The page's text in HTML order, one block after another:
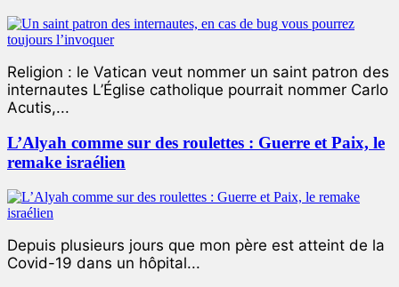
Religion : le Vatican veut nommer un saint patron des
internautes L’Église catholique pourrait nommer Carlo
Acutis,...
L’Alyah comme sur des roulettes : Guerre et Paix, le
remake israélien
Depuis plusieurs jours que mon père est atteint de la
Covid-19 dans un hôpital...